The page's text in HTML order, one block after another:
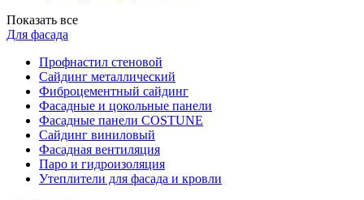
Показать все
Для фасада
Профнастил стеновой
Сайдинг металлический
Фиброцементный сайдинг
Фасадные и цокольные панели
Фасадные панели COSTUNE
Сайдинг виниловый
Фасадная вентиляция
Паро и гидроизоляция
Утеплители для фасада и кровли